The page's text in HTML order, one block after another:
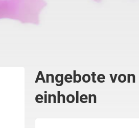
Angebote
einholen